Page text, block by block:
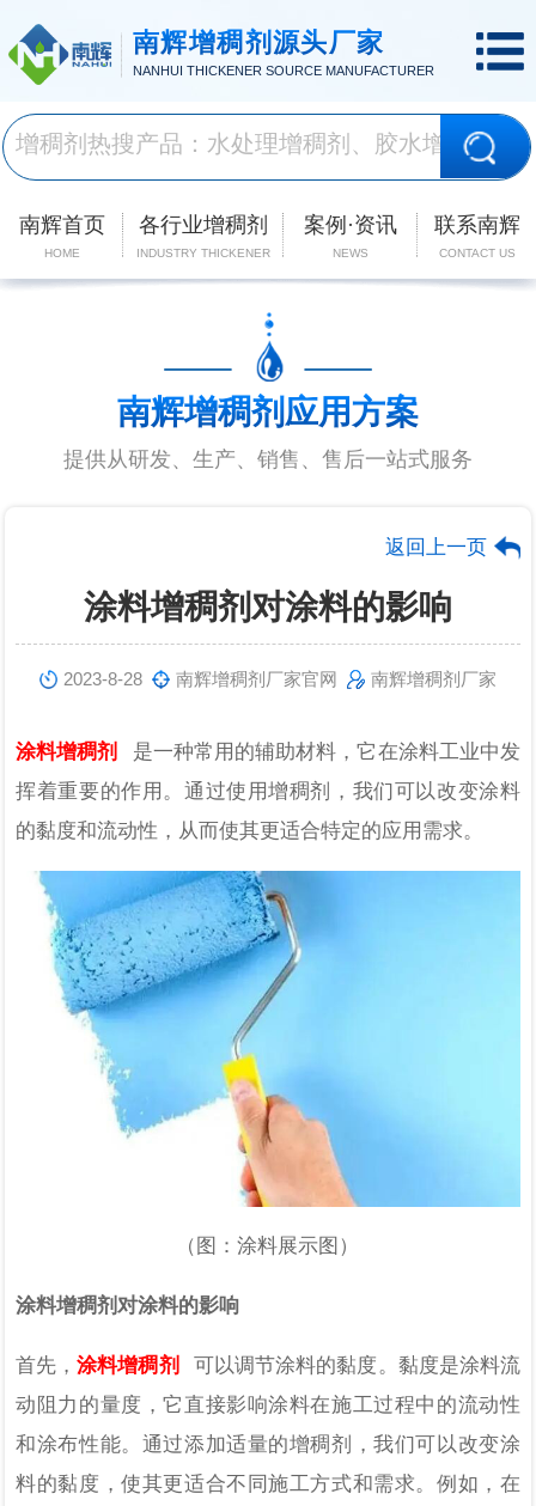
南辉增稠剂源头厂家
NANHUI THICKENER SOURCE MANUFACTURER
南辉首页
HOME
各行业增稠剂
INDUSTRY THICKENER
案例·资讯
NEWS
联系南辉
CONTACT US
南辉增稠剂应用方案
提供从研发、生产、销售、售后一站式服务
返回上一页
涂料增稠剂对涂料的影响
2023-8-28 南辉增稠剂厂家官网 南辉增稠剂厂家
涂料增稠剂
是一种常用的辅助材料，它在涂料工业中发
挥着重要的作用。通过使用增稠剂，我们可以改变涂料
的黏度和流动性，从而使其更适合特定的应用需求。
（图：涂料展示图）
涂料增稠剂对涂料的影响
首先，涂料增稠剂
可以调节涂料的黏度。黏度是涂料流
动阻力的量度，它直接影响涂料在施工过程中的流动性
和涂布性能。通过添加适量的增稠剂，我们可以改变涂
料的黏度，使其更适合不同施工方式和需求。例如，在